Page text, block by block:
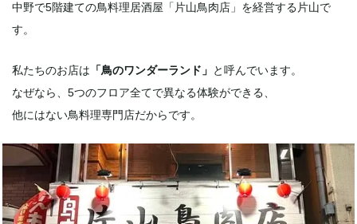
中野で5階建ての鳥料理居酒屋「片山鳥肉店」を経営する片山で
す。
私たちのお店は 「鳥のワンダーランド」 と呼んでいます。
なぜなら、5つのフロア全てで異なる体験ができる、
他にはない鳥料理専門店だからです。